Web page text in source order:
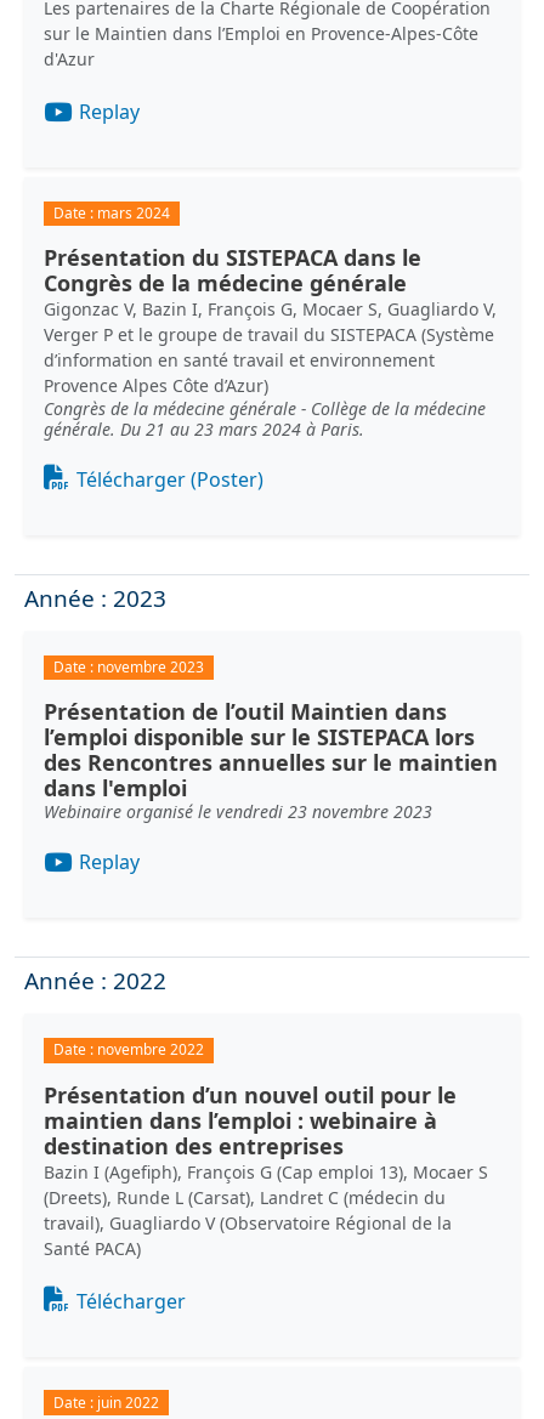
Les partenaires de la Charte Régionale de Coopération
sur le Maintien dans l’Emploi en Provence-Alpes-Côte
d'Azur
Replay
Date : mars 2024
Présentation du SISTEPACA dans le
Congrès de la médecine générale
Gigonzac V, Bazin I, François G, Mocaer S, Guagliardo V,
Verger P et le groupe de travail du SISTEPACA (Système
d’information en santé travail et environnement
Provence Alpes Côte d’Azur)
Congrès de la médecine générale - Collège de la médecine
générale. Du 21 au 23 mars 2024 à Paris.
Document
Télécharger (Poster)
Année : 2023
Date : novembre 2023
Présentation de l’outil Maintien dans
l’emploi disponible sur le SISTEPACA lors
des Rencontres annuelles sur le maintien
dans l'emploi
Webinaire organisé le vendredi 23 novembre 2023
Replay
Année : 2022
Date : novembre 2022
Présentation d’un nouvel outil pour le
maintien dans l’emploi : webinaire à
destination des entreprises
Bazin I (Agefiph), François G (Cap emploi 13), Mocaer S
(Dreets), Runde L (Carsat), Landret C (médecin du
travail), Guagliardo V (Observatoire Régional de la
Santé PACA)
Document
Télécharger
Date : juin 2022